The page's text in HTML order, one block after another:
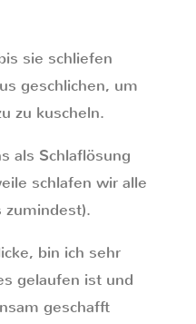
sie schliefen
geschlichen, um
zu kuscheln.
als Schlaflösung
schlafen wir alle
bin ich sehr
gelaufen ist und
geschafft